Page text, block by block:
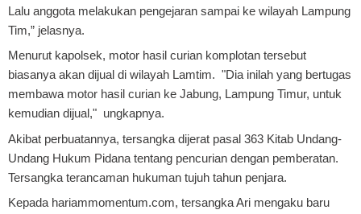
Lalu anggota melakukan pengejaran sampai ke wilayah Lampung
Tim,” jelasnya.
Menurut kapolsek, motor hasil curian komplotan tersebut
biasanya akan dijual di wilayah Lamtim. "Dia inilah yang bertugas
membawa motor hasil curian ke Jabung, Lampung Timur, untuk
kemudian dijual," ungkapnya.
Akibat perbuatannya, tersangka dijerat pasal 363 Kitab Undang-
Undang Hukum Pidana tentang pencurian dengan pemberatan.
Tersangka terancaman hukuman tujuh tahun penjara.
Kepada hariammomentum.com, tersangka Ari mengaku baru